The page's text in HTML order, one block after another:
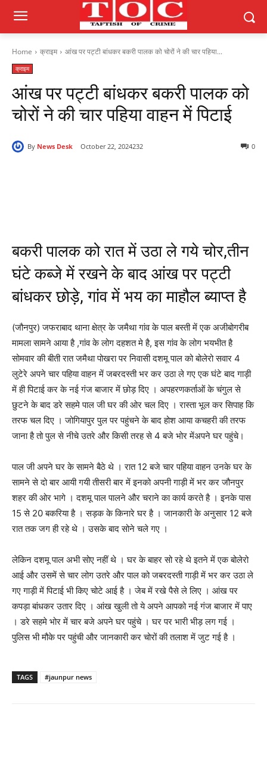
Home क्राइम आंख पर पट्टी बांधकर बकरी पालक को चोरों ने की चार पहिया...
क्राइम
आंख पर पट्टी बांधकर बकरी पालक को
चोरों ने की चार पहिया वाहन में पिटाई
By News Desk October 22, 2024 0
232
बकरी पालक को रात में उठा ले गये चोर,तीन
घंटे कब्जे में रखने के बाद आंख पर पट्टी
बांधकर छोड़े, गांव में भय का माहौल ब्याप्त है
(जौनपुर) जफराबाद थाना क्षेत्र के जमैथा गांव के पाल बस्ती में एक अजीबोगरीब
मामला सामने आया है ,गांव के लोग दहशत मे है, इस गांव के लोग भयभीत है
सोमवार की बीती रात जमैथा पोखरा पर निवासी दशमू पाल को बोलेरो सवार 4
लुटेरे अपने चार पहिया वाहन में जबरदस्ती भर कर उठा ले गए एक घंटे बाद गाड़ी
में ही पिटाई कर के नई गंज बाजार में छोड़ दिए । अपहरणकर्ताओं के चंगुल से
छुटने के बाद डरे सहमे पाल जी घर की ओर चल दिए । रास्ता भूल कर सिपाह कि
तरफ चल दिए । जोगियापुर पुल पर पहुंचने के बाद होश आया कचहरी की तरफ
जाना है तो पुल से नीचे उतरे और किसी तरह से 4 बजे भोर मेंअपने घर पहुंचे।
पाल जी अपने घर के सामने बैठे थे । रात 12 बजे चार पहिया वाहन उनके घर के
सामने से दो बार आयी गयी तीसरी बार में इनको अपनी गाड़ी में भर कर जौनपुर
शहर की ओर भागे । दशमू पाल पालने और चराने का कार्य करते है । इनके पास
15 से 20 बकरिया है । सड़क के किनारे घर है । जानकारी के अनुसार 12 बजे
रात तक जग ही रहे थे । उसके बाद सोने चले गए ।
लेकिन दशमू पाल अभी सोए नहीं थे । घर के बाहर सो रहे थे इतने में एक बोलेरो
आई और उसमें से चार लोग उतरे और पाल को जबरदस्ती गाड़ी में भर कर उठा ले
गए गाड़ी में पिटाई भी किए चोटे आई है । जेब में रखे पैसे ले लिए । आंख पर
कपड़ा बांधकर उतार दिए । आंख खुली तो ये अपने आपको नई गंज बाजार में पाए
। डरे सहमे भोर में चार बजे अपने घर पहुंचे । घर पर भारी भीड़ लग गई ।
पुलिस भी मौके पर पहुंची और जानकारी कर चोरों की तलाश में जुट गई है ।
TAGS #jaunpur news